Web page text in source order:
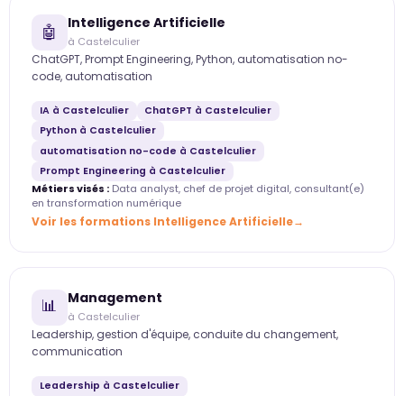
🤖 Intelligence Artificielle
à Castelculier
ChatGPT, Prompt Engineering, Python, automatisation no-
code, automatisation
IA à Castelculier
ChatGPT à Castelculier
Python à Castelculier
automatisation no-code à Castelculier
Prompt Engineering à Castelculier
Métiers visés : Data analyst, chef de projet digital, consultant(e)
en transformation numérique
Voir les formations Intelligence Artificielle
📊 Management
à Castelculier
Leadership, gestion d'équipe, conduite du changement,
communication
Leadership à Castelculier